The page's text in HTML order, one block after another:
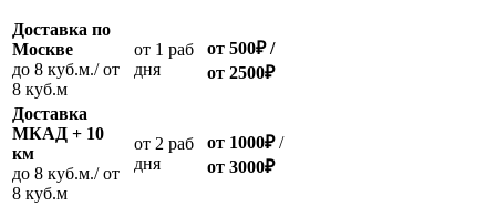
Доставка по
Москве
до 8 куб.м./ от
8 куб.м
oт 1 раб
дня
от 500₽/
от 2500₽
Доставка
МКАД + 10
км
до 8 куб.м./ от
8 куб.м
oт 2 раб
дня
от 1000₽/
от 3000₽